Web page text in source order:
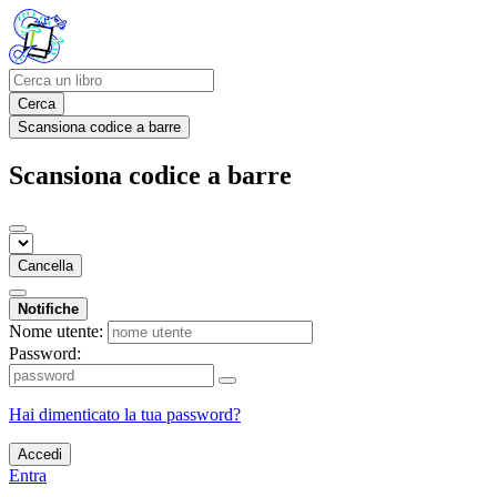
Cerca
Scansiona codice a barre
Scansiona codice a barre
Cancella
Notifiche
Nome utente:
Password:
Hai dimenticato la tua password?
Accedi
Entra